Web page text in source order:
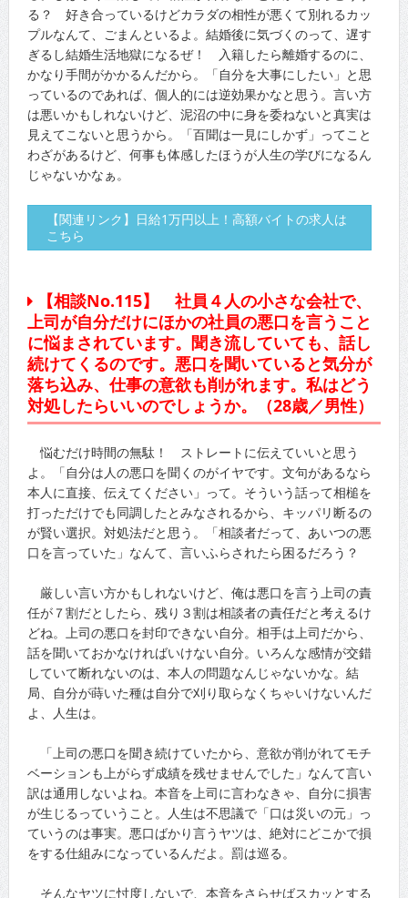
る？ 好き合っているけどカラダの相性が悪くて別れるカッ
プルなんて、ごまんといるよ。結婚後に気づくのって、遅す
ぎるし結婚生活地獄になるぜ！ 入籍したら離婚するのに、
かなり手間がかかるんだから。「自分を大事にしたい」と思
っているのであれば、個人的には逆効果かなと思う。言い方
は悪いかもしれないけど、泥沼の中に身を委ねないと真実は
見えてこないと思うから。「百聞は一見にしかず」ってこと
わざがあるけど、何事も体感したほうが人生の学びになるん
じゃないかなぁ。
【関連リンク】日給1万円以上！高額バイトの求人は
こちら
【相談No.115】 社員４人の小さな会社で、
上司が自分だけにほかの社員の悪口を言うこと
に悩まされています。聞き流していても、話し
続けてくるのです。悪口を聞いていると気分が
落ち込み、仕事の意欲も削がれます。私はどう
対処したらいいのでしょうか。（28歳／男性）
悩むだけ時間の無駄！ ストレートに伝えていいと思う
よ。「自分は人の悪口を聞くのがイヤです。文句があるなら
本人に直接、伝えてください」って。そういう話って相槌を
打っただけでも同調したとみなされるから、キッパリ断るの
が賢い選択。対処法だと思う。「相談者だって、あいつの悪
口を言っていた」なんて、言いふらされたら困るだろう？
厳しい言い方かもしれないけど、俺は悪口を言う上司の責
任が７割だとしたら、残り３割は相談者の責任だと考えるけ
どね。上司の悪口を封印できない自分。相手は上司だから、
話を聞いておかなければいけない自分。いろんな感情が交錯
していて断れないのは、本人の問題なんじゃないかな。結
局、自分が蒔いた種は自分で刈り取らなくちゃいけないんだ
よ、人生は。
「上司の悪口を聞き続けていたから、意欲が削がれてモチ
ベーションも上がらず成績を残せませんでした」なんて言い
訳は通用しないよね。本音を上司に言わなきゃ、自分に損害
が生じるっていうこと。人生は不思議で「口は災いの元」っ
ていうのは事実。悪口ばかり言うヤツは、絶対にどこかで損
をする仕組みになっているんだよ。罰は巡る。
そんなヤツに忖度しないで、本音をさらせばスカッとする